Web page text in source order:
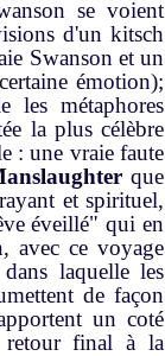
se voient
d'un kitsch
Swanson et un
émotion);
les métaphores
la plus célèbre
: une vraie faute
que
et spirituel,
éveillé" qui en
avec ce voyage
laquelle les
de façon
un coté
retour final à la